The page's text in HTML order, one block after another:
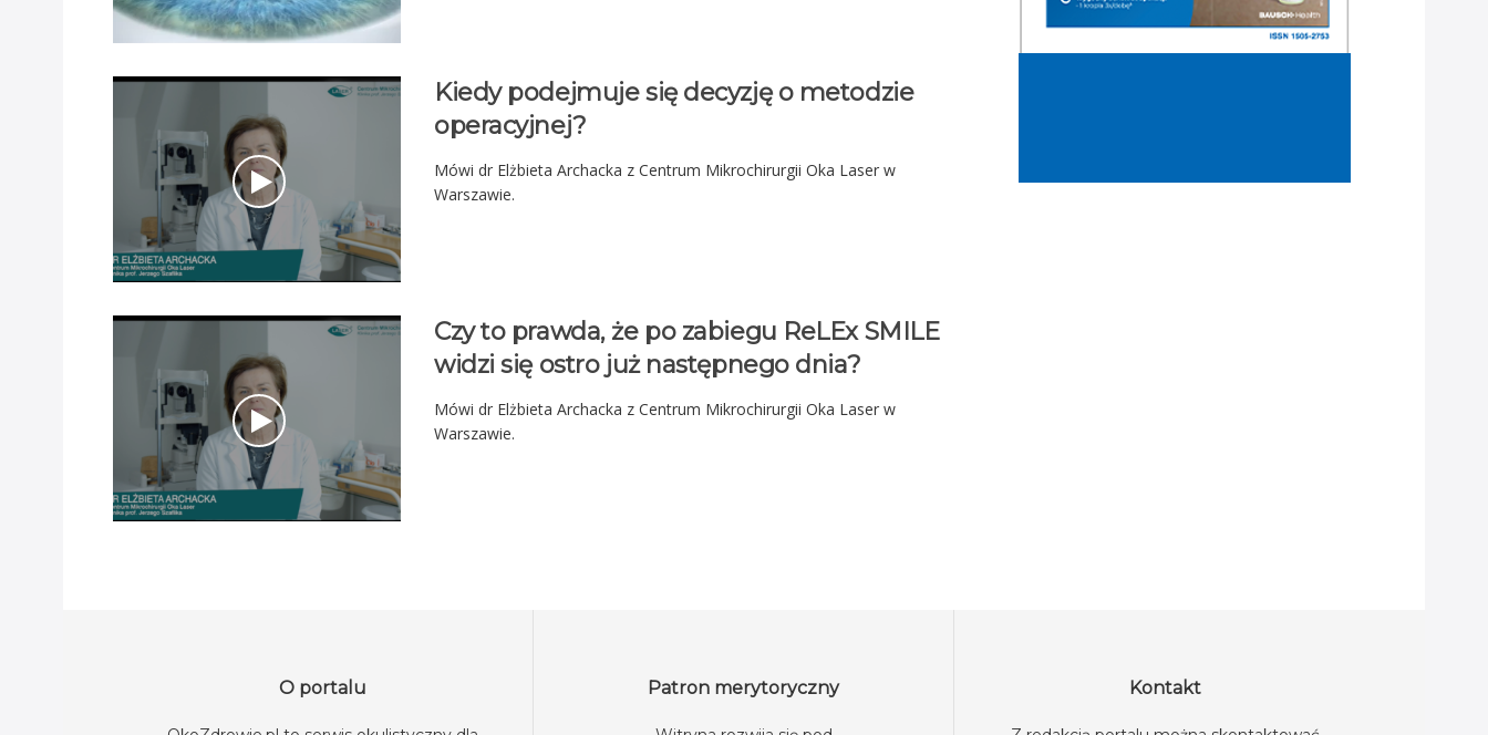
Kiedy podejmuje się decyzję o metodzie
operacyjnej?
Mówi dr Elżbieta Archacka z Centrum Mikrochirurgii Oka Laser w
Warszawie.
Czy to prawda, że po zabiegu ReLEx SMILE
widzi się ostro już następnego dnia?
Mówi dr Elżbieta Archacka z Centrum Mikrochirurgii Oka Laser w
Warszawie.
O portalu Patron merytoryczny Kontakt